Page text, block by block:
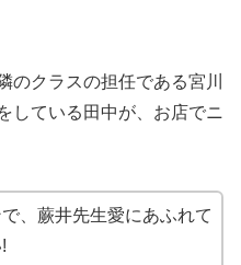
のクラスの担任である宮川
している田中が、お店でニ
、蕨井先生愛にあふれて